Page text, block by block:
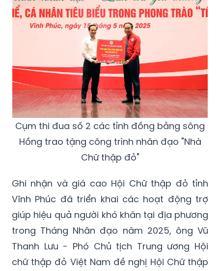
Cụm thi đua số 2 các tỉnh đồng bằng sông
Hồng trao tặng công trình nhân đạo "Nhà
Chữ thập đỏ"
Ghi nhận và giá cao Hội Chữ thập đỏ tỉnh
Vĩnh Phúc đã triển khai các hoạt động trợ
giúp hiệu quả người khó khăn tại địa phương
trong Tháng Nhân đạo năm 2025, ông Vũ
Thanh Lưu - Phó Chủ tịch Trung ương Hội
chữ thập đỏ Việt Nam đề nghị Hội Chữ thập